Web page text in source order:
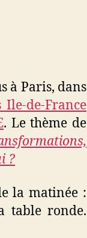
à Paris, dans
Ile-de-France
. Le thème de
?
la matinée :
table ronde.